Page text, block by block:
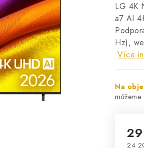
LG 4K
a7 AI
Hz),
Více
Na
24